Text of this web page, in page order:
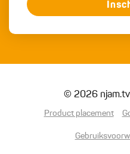
© 2026 njam.tv
Product placement